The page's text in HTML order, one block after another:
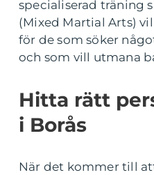
specialiserad träning
(Mixed Martial Arts)
för de som söker
och som vill utmana
Hitta rätt
i Borås
När det kommer till